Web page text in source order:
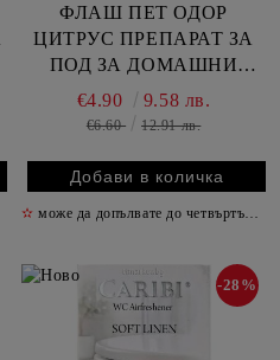
✫
ФЛАШ ПЕТ ОДОР
ЦИТРУС ПРЕПАРАТ ЗА
ПОД ЗА ДОМАШНИ
ЛЮБИМЦИ ПРОТИВ
МИРИЗМИ 1000 МЛ
€4.90 9.58 лв.
€6.60 12.91 лв.
✫ може да допълвате до четвъртък включително
-28%